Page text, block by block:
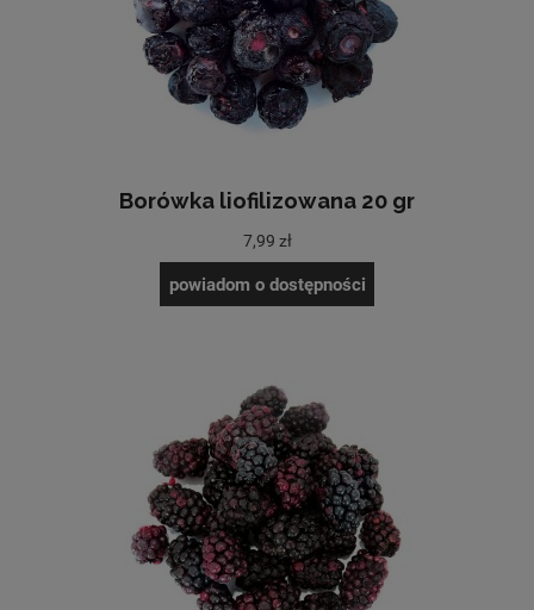
Borówka liofilizowana 20 gr
7,99 zł
powiadom o dostępności